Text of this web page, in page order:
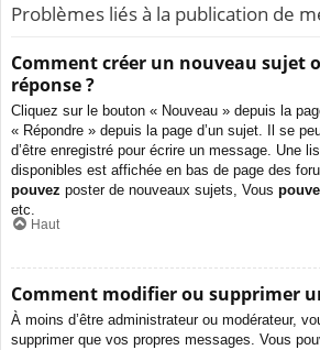
Problèmes liés à la publication de
Comment créer un nouveau sujet
réponse ?
Cliquez sur le bouton « Nouveau » depuis la
« Répondre » depuis la page d’un sujet. Il se
d’être enregistré pour écrire un message. Une
disponibles est affichée en bas de page des
pouvez poster de nouveaux sujets, Vous
etc.
Haut
Comment modifier ou supprimer
À moins d’être administrateur ou modérateur,
supprimer que vos propres messages. Vous